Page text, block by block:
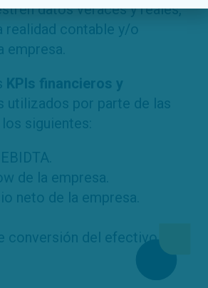
datos veraces y reales,
realidad contable y/o
empresa.
KPIs financieros y
utilizados por parte de las
siguientes:
de la empresa.
neto de la empresa.
conversión del efectivo.